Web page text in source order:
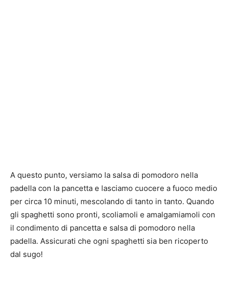
A questo punto, versiamo la salsa di pomodoro nella
padella con la pancetta e lasciamo cuocere a fuoco medio
per circa 10 minuti, mescolando di tanto in tanto. Quando
gli spaghetti sono pronti, scoliamoli e amalgamiamoli con
il condimento di pancetta e salsa di pomodoro nella
padella. Assicurati che ogni spaghetti sia ben ricoperto
dal sugo!